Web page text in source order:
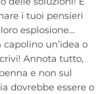
i tuoi pensieri
esplosione…
un’idea o
Annota tutto,
e non sul
dovrebbe essere o